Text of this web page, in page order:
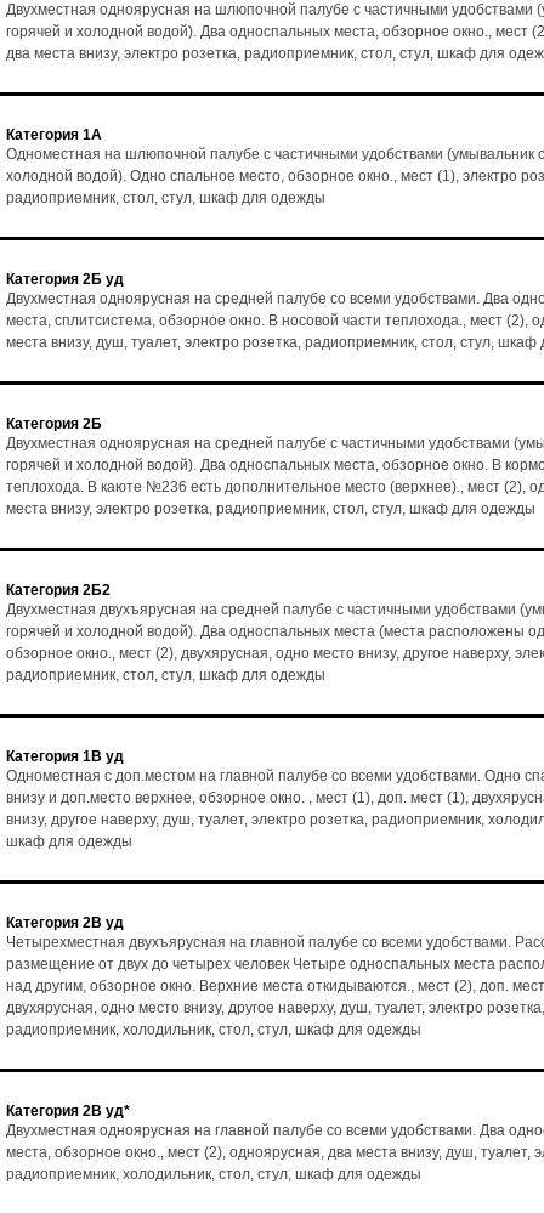
Двухместная одноярусная на шлюпочной палубе с частичными удобствами
горячей и холодной водой). Два односпальных места, обзорное окно., мест
два места внизу, электро розетка, радиоприемник, стол, стул, шкаф для
Категория 1А
Одноместная на шлюпочной палубе с частичными удобствами (умывальник
холодной водой). Одно спальное место, обзорное окно., мест (1), электро
радиоприемник, стол, стул, шкаф для одежды
Категория 2Б уд
Двухместная одноярусная на средней палубе со всеми удобствами. Два
места, сплитсистема, обзорное окно. В носовой части теплохода., мест (2),
места внизу, душ, туалет, электро розетка, радиоприемник, стол, стул,
Категория 2Б
Двухместная одноярусная на средней палубе с частичными удобствами
горячей и холодной водой). Два односпальных места, обзорное окно. В
теплохода. В каюте №236 есть дополнительное место (верхнее)., мест (2),
места внизу, электро розетка, радиоприемник, стол, стул, шкаф для одежды
Категория 2Б2
Двухместная двухъярусная на средней палубе с частичными удобствами
горячей и холодной водой). Два односпальных места (места расположены
обзорное окно., мест (2), двухярусная, одно место внизу, другое наверху,
радиоприемник, стол, стул, шкаф для одежды
Категория 1В уд
Одноместная с доп.местом на главной палубе со всеми удобствами. Одно
внизу и доп.место верхнее, обзорное окно. , мест (1), доп. мест (1),
внизу, другое наверху, душ, туалет, электро розетка, радиоприемник,
шкаф для одежды
Категория 2В уд
Четырехместная двухъярусная на главной палубе со всеми удобствами.
размещение от двух до четырех человек Четыре односпальных места
над другим, обзорное окно. Верхние места откидываются., мест (2), доп.
двухярусная, одно место внизу, другое наверху, душ, туалет, электро розетка,
радиоприемник, холодильник, стол, стул, шкаф для одежды
Категория 2В уд*
Двухместная одноярусная на главной палубе со всеми удобствами. Два
места, обзорное окно., мест (2), одноярусная, два места внизу, душ, туалет,
радиоприемник, холодильник, стол, стул, шкаф для одежды